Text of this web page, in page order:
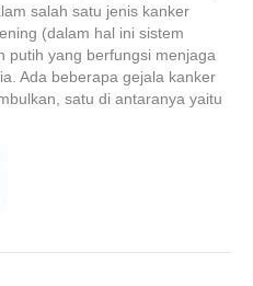
salah satu jenis kanker
(dalam hal ini sistem
putih yang berfungsi menjaga
Ada beberapa gejala kanker
satu di antaranya yaitu